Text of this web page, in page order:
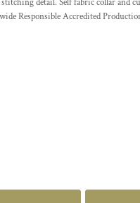
detail. Self fabric collar and
Responsible Accredited